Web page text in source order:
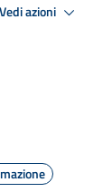
Vedi azioni